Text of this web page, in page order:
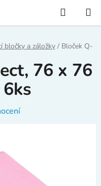
Hledat
bločky a záložky / Bloček Q-
76 x 76